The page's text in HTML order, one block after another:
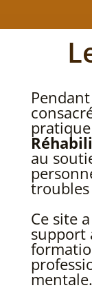
au
troubles
Ce site
support
mentale.